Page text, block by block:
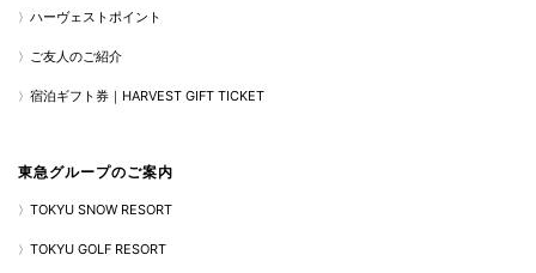
ハーヴェストポイント
ご友人のご紹介
宿泊ギフト券｜HARVEST GIFT TICKET
東急グループのご案内
TOKYU SNOW RESORT
TOKYU GOLF RESORT